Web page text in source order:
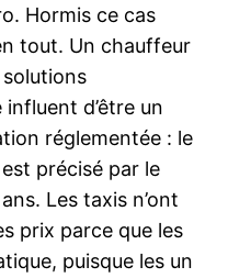
Hormis ce cas
tout. Un chauffeur
d’être un
réglementée : le
précisé par le
Les taxis n’ont
prix parce que les
puisque les un